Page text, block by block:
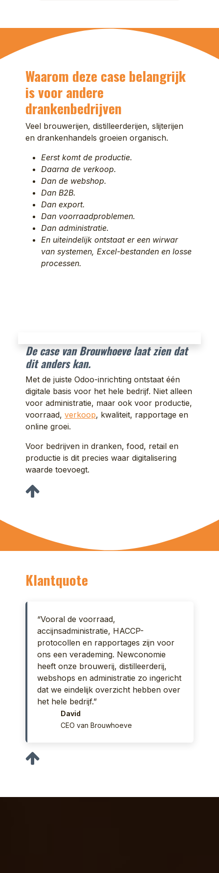
Waarom deze case belangrijk
is voor andere
drankenbedrijven
Veel brouwerijen, distilleerderijen, slijterijen
en drankenhandels groeien organisch.
Eerst komt de productie.
Daarna de verkoop.
Dan de webshop.
Dan B2B.
Dan export.
Dan voorraadproblemen.
Dan administratie.
En uiteindelijk ontstaat er een wirwar
van systemen, Excel-bestanden en losse
processen.
De case van Brouwhoeve laat zien dat
dit anders kan.
Met de juiste Odoo-inrichting ontstaat één
digitale basis voor het hele bedrijf. Niet alleen
voor administratie, maar ook voor productie,
voorraad,verkoop, kwaliteit, rapportage en
online groei.
Voor bedrijven in dranken, food, retail en
productie is dit precies waar digitalisering
waarde toevoegt.
Klantquote
“Vooral de voorraad,
accijnsadministratie, HACCP-
protocollen en rapportages zijn voor
ons een verademing. Newconomie
heeft onze brouwerij, distilleerderij,
webshops en administratie zo ingericht
dat we eindelijk overzicht hebben over
het hele bedrijf.”
David
CEO van Brouwhoeve